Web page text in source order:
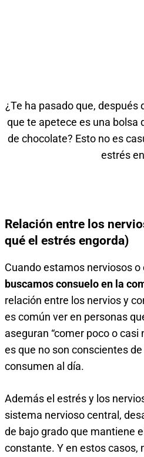
¿Te ha pasado que, después
que te apetece es una bolsa
de chocolate? Esto no es
estrés
Relación entre los
qué el estrés engorda)
Cuando estamos nerviosos
buscamos consuelo en la
relación entre los nervios y
es común ver en personas
aseguran “comer poco o casi
es que no son conscientes
consumen al día.
Además el estrés y los
sistema nervioso central,
de bajo grado que mantiene
constante. Y en estos casos,